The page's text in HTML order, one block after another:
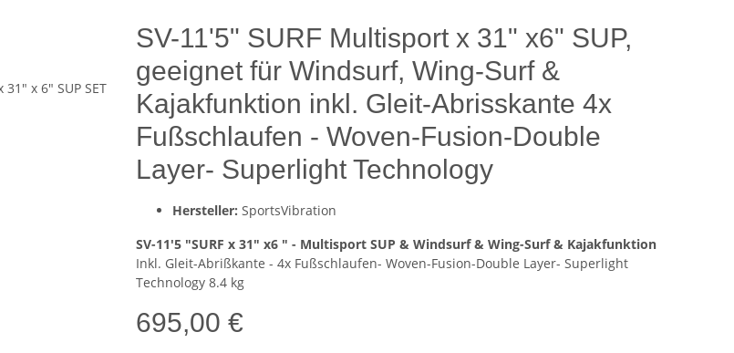
SV-11'5" SURF Multisport x 31" x6" SUP,
geeignet für Windsurf, Wing-Surf &
Kajakfunktion inkl. Gleit-Abrisskante 4x
Fußschlaufen - Woven-Fusion-Double
Layer- Superlight Technology
Hersteller: SportsVibration
SV-11'5 "SURF x 31" x6 " - Multisport SUP & Windsurf & Wing-Surf & Kajakfunktion
Inkl. Gleit-Abrißkante - 4x Fußschlaufen- Woven-Fusion-Double Layer- Superlight
Technology 8.4 kg
695,00 €